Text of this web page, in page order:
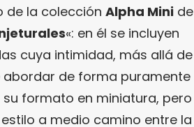
de la colección Alpha Mini de
«: en él se incluyen
cuya intimidad, más allá de
abordar de forma puramente
formato en miniatura, pero
a medio camino entre la